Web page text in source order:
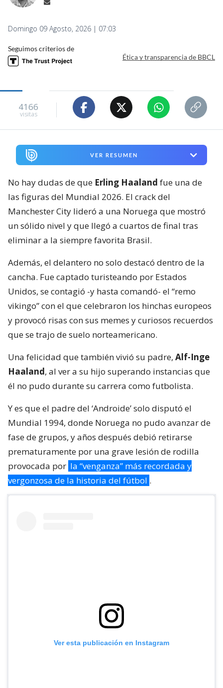
Domingo 09 Agosto, 2026 | 07:03
Seguimos criterios de
Ética y transparencia de BBCL
4166
visitas
VER RESUMEN
No hay dudas de que Erling Haaland fue una de
las figuras del Mundial 2026. El crack del
Manchester City lideró a una Noruega que mostró
un sólido nivel y que llegó a cuartos de final tras
eliminar a la siempre favorita Brasil.
Además, el delantero no solo destacó dentro de la
cancha. Fue captado turisteando por Estados
Unidos, se contagió -y hasta comandó- el “remo
vikingo” con el que celebraron los hinchas europeos
y provocó risas con sus memes y curiosos recuerdos
que se trajo de suelo norteamericano.
Una felicidad que también vivió su padre, Alf-Inge
Haaland, al ver a su hijo superando instancias que
él no pudo durante su carrera como futbolista.
Y es que el padre del ‘Androide’ solo disputó el
Mundial 1994, donde Noruega no pudo avanzar de
fase de grupos, y años después debió retirarse
prematuramente por una grave lesión de rodilla
provocada por la “venganza” más recordada y
vergonzosa de la historia del fútbol .
Ver esta publicación en Instagram